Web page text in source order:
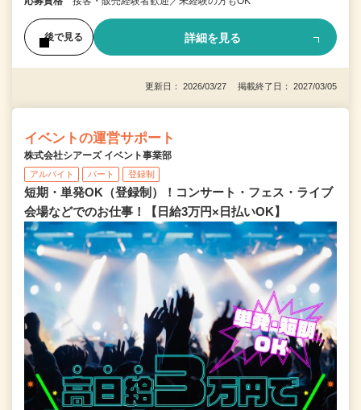
後で見る 詳細を見る
更新日： 2026/03/27 掲載終了日： 2027/03/05
イベントの運営サポート
株式会社シアーズ イベント事業部
アルバイト パート 登録制
短期・単発OK（登録制）！コンサート・フェス・ライブ
会場などでのお仕事！【日給3万円×日払いOK】